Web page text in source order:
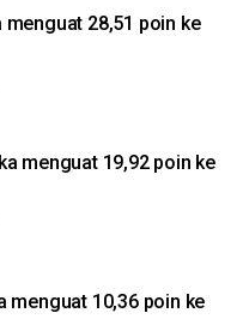
menguat 28,51 poin ke
menguat 19,92 poin ke
menguat 10,36 poin ke